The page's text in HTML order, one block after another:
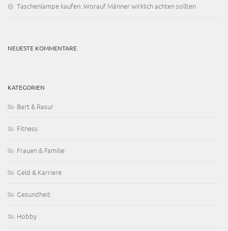
Taschenlampe kaufen: Worauf Männer wirklich achten sollten
NEUESTE KOMMENTARE
KATEGORIEN
Bart & Rasur
Fitness
Frauen & Familie
Geld & Karriere
Gesundheit
Hobby